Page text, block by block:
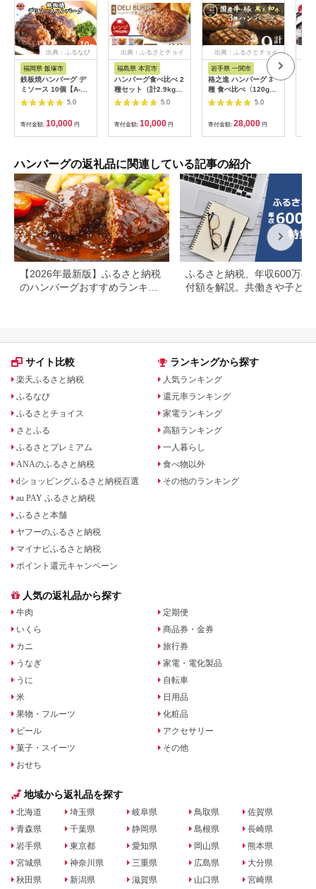
出典：ふるなび
福岡県 飯塚市
鉄板焼ハンバーグ デ
ミソース 10個【A-
817】
5.0
寄付金額: 10,000 円
出典：ふるさとチョイ
福島県 本宮市
ハンバーグ食べ比べ 2
種セット（計2.9kg）
【07214-0316】
5.0
寄付金額: 10,000 円
出典：ふるさとチョイ
岩手県 一関市
格之進 ハンバーグ 3
種 食べ比べ〈120g×
各3個 9個〉 金格 白
格 黒格 個包装 お惣菜
おかず お弁当 ハンバ
ーグ 小分け 真空 国産
牛 冷凍ハンバーグ 返
高級ハンバーグ 牛肉
豚肉 挽肉 合挽き はん
ばーぐ おすすめ お取
り寄せ ランキング ギ
フト 送料無料 人気 岩
手県 一関市 hannba-
gu
5.0
寄付金額: 28,000 円
ハンバーグの返礼品に関連している記事の紹介
【2026年最新版】ふるさと納税
のハンバーグおすすめランキン
ふるさと納税、年収600万の
付額を解説。共働きや子ども
サイト比較
楽天ふるさと納税
ふるなび
ふるさとチョイス
さとふる
ふるさとプレミアム
ANAのふるさと納税
dショッピングふるさと納税百選
au PAY ふるさと納税
ふるさと本舗
ヤフーのふるさと納税
マイナビふるさと納税
ポイント還元キャンペーン
ランキングから探す
人気ランキング
還元率ランキング
家電ランキング
高額ランキング
一人暮らし
食べ物以外
その他のランキング
人気の返礼品から探す
牛肉
いくら
カニ
うなぎ
うに
米
果物・フルーツ
ビール
菓子・スイーツ
おせち
定期便
商品券・金券
旅行券
家電・電化製品
自転車
日用品
化粧品
アクセサリー
その他
地域から返礼品を探す
北海道
青森県
岩手県
宮城県
秋田県
埼玉県
千葉県
東京都
神奈川県
新潟県
岐阜県
静岡県
愛知県
三重県
滋賀県
鳥取県
島根県
岡山県
広島県
山口県
佐賀県
長崎県
熊本県
大分県
宮崎県